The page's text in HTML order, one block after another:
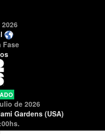
Fase
de 2026
Gardens (USA)